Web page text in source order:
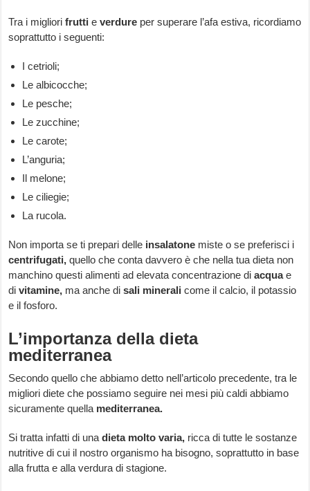
Tra i migliorifrutti everdure per superare l’afa estiva, ricordiamo
soprattutto i seguenti:
I cetrioli;
Le albicocche;
Le pesche;
Le zucchine;
Le carote;
L’anguria;
Il melone;
Le ciliegie;
La rucola.
Non importa se ti prepari delle insalatone miste o se preferisci i
centrifugati, quello che conta davvero è che nella tua dieta non
manchino questi alimenti ad elevata concentrazione diacquae
divitamine, ma anche disali minerali come il calcio, il potassio
e il fosforo.
L’importanza della dieta
mediterranea
Secondo quello che abbiamo detto nell’articolo precedente, tra le
migliori diete che possiamo seguire nei mesi più caldi abbiamo
sicuramente quella mediterranea.
Si tratta infatti di unadieta molto varia, ricca di tutte le sostanze
nutritive di cui il nostro organismo ha bisogno, soprattutto in base
alla frutta e alla verdura di stagione.